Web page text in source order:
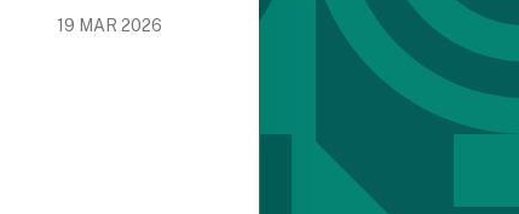
19 MAR 2026